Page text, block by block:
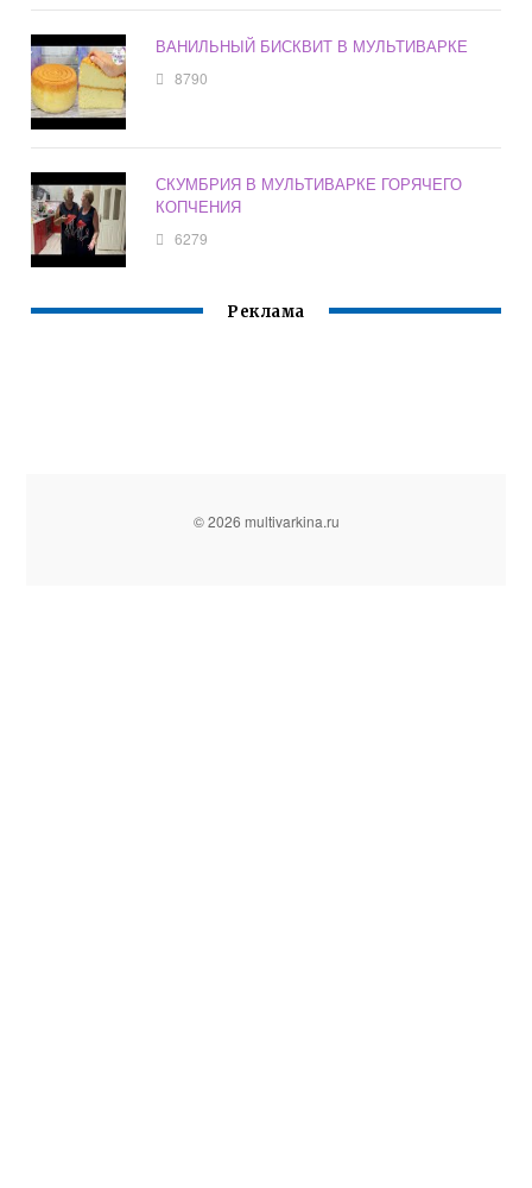
ВАНИЛЬНЫЙ БИСКВИТ В МУЛЬТИВАРКЕ
8790
СКУМБРИЯ В МУЛЬТИВАРКЕ ГОРЯЧЕГО
КОПЧЕНИЯ
6279
Реклама
© 2026 multivarkina.ru